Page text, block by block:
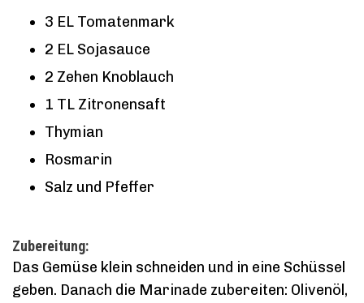
3 EL Tomatenmark
2 EL Sojasauce
2 Zehen Knoblauch
1 TL Zitronensaft
Thymian
Rosmarin
Salz und Pfeffer
Zubereitung:
Das Gemüse klein schneiden und in eine Schüssel
geben. Danach die Marinade zubereiten: Olivenöl,